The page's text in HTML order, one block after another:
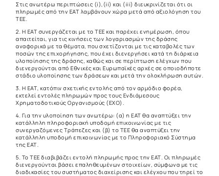
Στις ανωτέρω περιπτώσεις (i),(ii) και (iii) διευκρινίζεται ότι οι
πληρωμές από την ΕΑΤ λαμβάνουν χώρα μετά από αξιολόγηση του
ΤΕΕ.
2. Η ΕΑΤ συνεργάζεται με το ΤΕΕ και παρέχει ενημέρωση, όπου
απαιτείται, για τις κινήσεις των λογαριασμών της δράσης
αναφορικά με τα θέματα, που σχετίζονται με τις καταβολές των
ποσών της επιχορήγησης, που έχει διενεργήσει κατά τη διάρκεια
υλοποίησης της δράσης, καθώς και σε περίπτωση ελέγχων που
διενεργούνται από Εθνικές και Ευρωπαϊκές αρχές σε οποιοδήποτε
στάδιο υλοποίησης των δράσεων και μετά την ολοκλήρωση αυτών.
3. Η ΕΑΤ, κατόπιν σχετικής εντολής από τον αρμόδιο φορέα,
εκτελεί εντολές πληρωμών προς τους Ενδιάμεσους
Χρηματοδοτικούς Οργανισμούς (ΕΧΟ).
4. Για την υλοποίηση των ανωτέρω: (α) η ΕΑΤ θα αναπτύξει την
κατάλληλη πληροφοριακή υποδομή επικοινωνίας με τις
συνεργαζόμενες Τράπεζες και (β) το ΤΕΕ θα αναπτύξει την
κατάλληλη υποδομή επικοινωνίας με το Πληροφοριακό Σύστημα
της ΕΑΤ.
5. Το ΤΕΕ διαβιβάζει εντολή πληρωμής προς την ΕΑΤ. Οι πληρωμές
διενεργούνται βάσει επαληθευμένων στοιχείων, σύμφωνα με τις
διαδικασίες του συστήματος διαχείρισης και ελέγχου που τηρεί το